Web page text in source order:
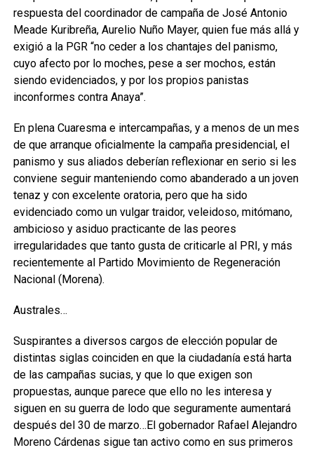
respuesta del coordinador de campaña de José Antonio
Meade Kuribreña, Aurelio Nuño Mayer, quien fue más allá y
exigió a la PGR “no ceder a los chantajes del panismo,
cuyo afecto por lo moches, pese a ser mochos, están
siendo evidenciados, y por los propios panistas
inconformes contra Anaya”.
En plena Cuaresma e intercampañas, y a menos de un mes
de que arranque oficialmente la campaña presidencial, el
panismo y sus aliados deberían reflexionar en serio si les
conviene seguir manteniendo como abanderado a un joven
tenaz y con excelente oratoria, pero que ha sido
evidenciado como un vulgar traidor, veleidoso, mitómano,
ambicioso y asiduo practicante de las peores
irregularidades que tanto gusta de criticarle al PRI, y más
recientemente al Partido Movimiento de Regeneración
Nacional (Morena).
Australes…
Suspirantes a diversos cargos de elección popular de
distintas siglas coinciden en que la ciudadanía está harta
de las campañas sucias, y que lo que exigen son
propuestas, aunque parece que ello no les interesa y
siguen en su guerra de lodo que seguramente aumentará
después del 30 de marzo…El gobernador Rafael Alejandro
Moreno Cárdenas sigue tan activo como en sus primeros